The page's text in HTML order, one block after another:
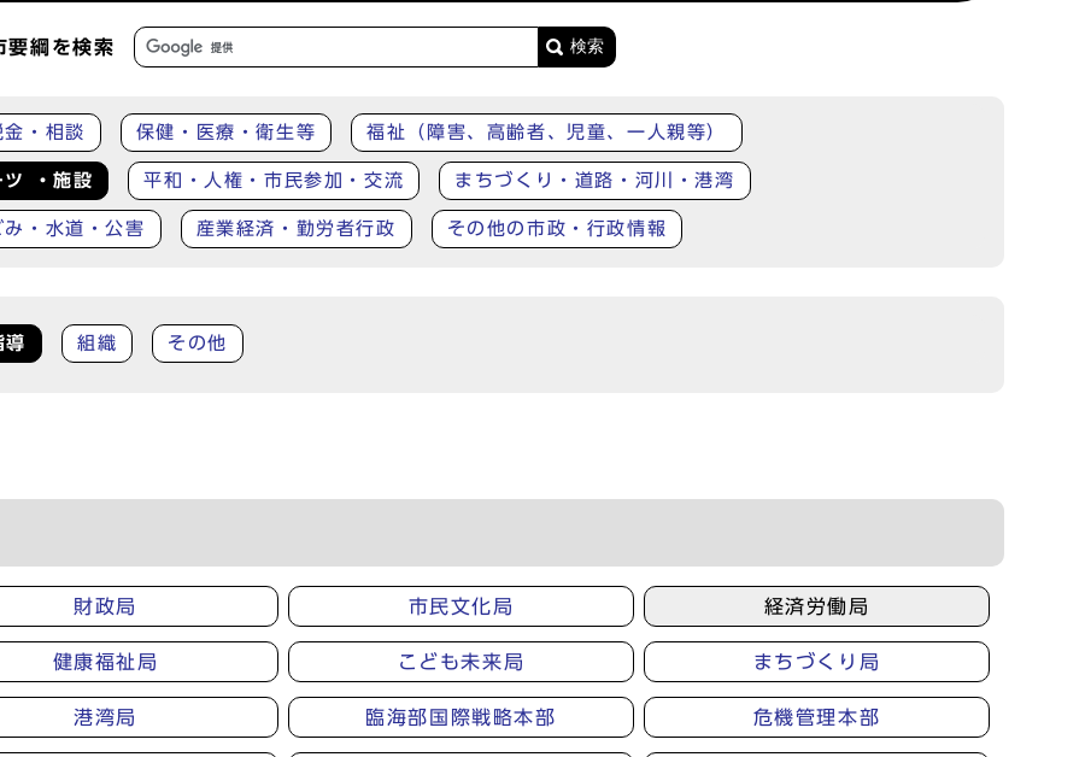
要綱を検索
・相談 保健・医療・衛生等 福祉（障害、高齢者、児童、一人親等）
ツ ・施設 平和・人権・市民参加・交流 まちづくり・道路・河川・港湾
・水道・公害 産業経済・勤労者行政 その他の市政・行政情報
導 組織 その他
財政局 市民文化局 経済労働局
健康福祉局 こども未来局 まちづくり局
港湾局 臨海部国際戦略本部 危機管理本部